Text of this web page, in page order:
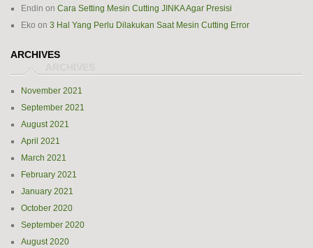
Endin on Cara Setting Mesin Cutting JINKA Agar Presisi
Eko on 3 Hal Yang Perlu Dilakukan Saat Mesin Cutting Error
ARCHIVES
November 2021
September 2021
August 2021
April 2021
March 2021
February 2021
January 2021
October 2020
September 2020
August 2020